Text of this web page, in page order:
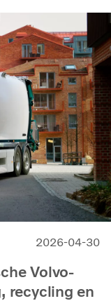
2026-04-30
Volvo-
recycling en